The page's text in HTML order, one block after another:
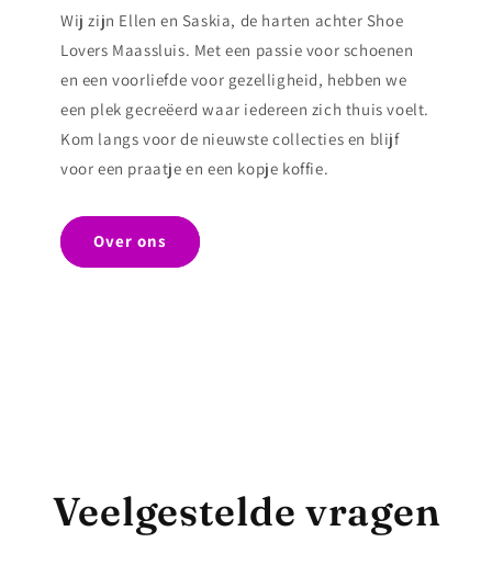
Wij zijn Ellen en Saskia, de harten achter Shoe
Lovers Maassluis. Met een passie voor schoenen
en een voorliefde voor gezelligheid, hebben we
een plek gecreëerd waar iedereen zich thuis voelt.
Kom langs voor de nieuwste collecties en blijf
voor een praatje en een kopje koffie.
Over ons
Veelgestelde vragen